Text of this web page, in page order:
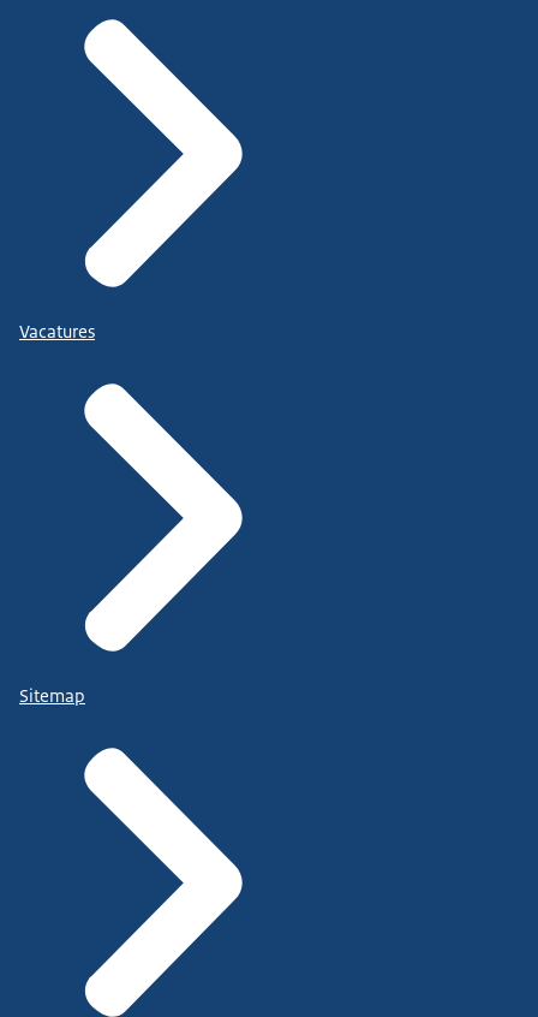
Vacatures
Sitemap